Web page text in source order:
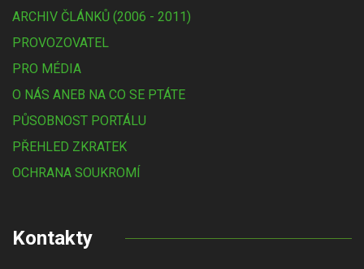
ARCHIV ČLÁNKŮ (2006 - 2011)
PROVOZOVATEL
PRO MÉDIA
O NÁS ANEB NA CO SE PTÁTE
PŮSOBNOST PORTÁLU
PŘEHLED ZKRATEK
OCHRANA SOUKROMÍ
Kontakty